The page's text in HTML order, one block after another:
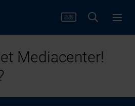
Mediacenter!